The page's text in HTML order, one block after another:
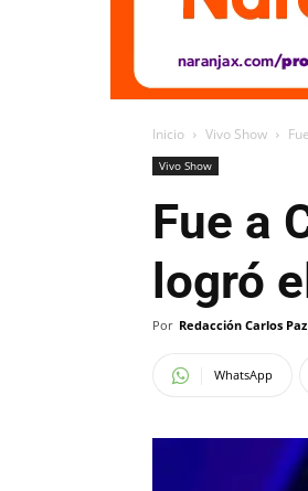
Inicio Vivo Show
Vivo Show
Fue a
logró
Por Redacción Carlos
WhatsApp